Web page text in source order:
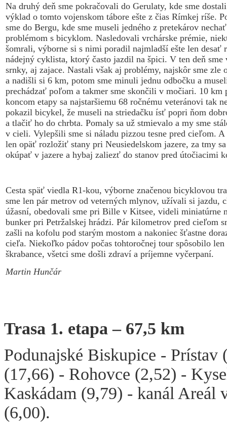
Na druhý deň sme pokračovali do Gerulaty, kde sme
výklad o tomto vojenskom tábore ešte z čias Rímkej ríše.
sme do Bergu, kde sme museli jedného z pretekárov
problémom s bicyklom. Nasledovali vrchárske prémie,
šomrali, výborne si s nimi poradil najmladší ešte len desať
nádejný cyklista, ktorý často jazdil na špici. V ten deň sme
srnky, aj zajace. Nastali však aj problémy, najskôr sme zle
a nadišli si 6 km, potom sme minuli jednu odbočku a
prechádzať poľom a takmer sme skončili v močiari. 10 km
koncom etapy sa najstaršiemu 68 ročnému veteránovi tak
pokazil bicykel, že museli na striedačku ísť popri ňom
a tlačiť ho do chrbta. Pomaly sa už stmievalo a my sme
v cieli. Vylepšili sme si náladu pizzou tesne pred cieľom.
len opäť rozložiť stany pri Neusiedelskom jazere, za tmy
okúpať v jazere a hybaj zaliezť do stanov pred útočiacimi
Cesta späť viedla R1-kou, výborne značenou bicyklovou
sme len pár metrov od veterných mlynov, užívali si jazdu,
úžasní, obedovali sme pri Bille v Kitsee, videli miniatúrne
bunker pri Petržalskej hrádzi. Pár kilometrov pred cieľom
zašli na kofolu pod starým mostom a nakoniec šťastne
cieľa. Niekoľko pádov počas tohtoročnej tour spôsobilo len
škrabance, všetci sme došli zdraví a príjemne vyčerpaní.
Martin Hunčár
Trasa 1. etapa – 67,5 km
Podunajské Biskupice -
(17,66) - Rohovce (2,52) -
Kaskádam (9,79) - kanál Areál
(6,00).